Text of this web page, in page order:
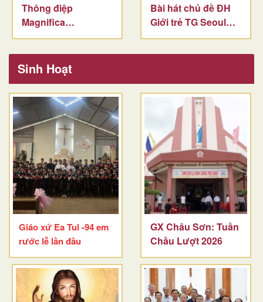
Thông điệp
Magnifica
Humanitas
Bài hát chủ đề ĐH
Giới trẻ TG Seoul
2027
Sinh Hoạt
Giáo xứ Ea Tul -94 em
rước lễ lần đầu
GX Châu Sơn: Tuần
Chầu Lượt 2026